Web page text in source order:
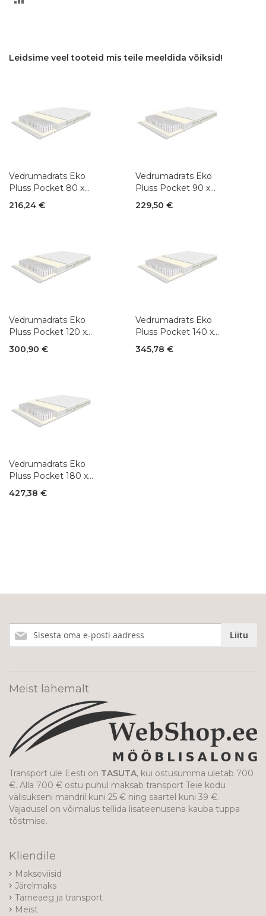
Leidsime veel tooteid mis teile meeldida võiksid!
Vedrumadrats Eko
Pluss Pocket 80 x
200 cm
216,24 €
Vedrumadrats Eko
Pluss Pocket 90 x
200 cm
229,50 €
Vedrumadrats Eko
Pluss Pocket 120 x
200 cm
300,90 €
Vedrumadrats Eko
Pluss Pocket 140 x
200 cm
345,78 €
Vedrumadrats Eko
Pluss Pocket 180 x
200 cm
427,38 €
meie
Liitu
Meist lähemalt
Transport üle Eesti on TASUTA, kui ostusumma ületab 700
€. Alla 700 € ostu puhul maksab transport Teie kodu
välisukseni mandril kuni 25 € ning saartel kuni 39 €.
Vajadusel on võimalus tellida lisateenusena kauba tuppa
tõstmise.
Kliendile
Makseviisid
Järelmaks
Tarneaeg ja transport
Meist